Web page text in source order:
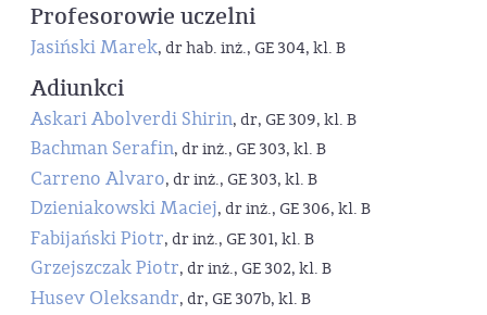
Profesorowie uczelni
Jasiński Marek, dr hab. inż., GE 304, kl. B
Adiunkci
Askari Abolverdi Shirin, dr, GE 309, kl. B
Bachman Serafin, dr inż., GE 303, kl. B
Carreno Alvaro, dr inż., GE 303, kl. B
Dzieniakowski Maciej, dr inż., GE 306, kl. B
Fabijański Piotr, dr inż., GE 301, kl. B
Grzejszczak Piotr, dr inż., GE 302, kl. B
Husev Oleksandr, dr, GE 307b, kl. B